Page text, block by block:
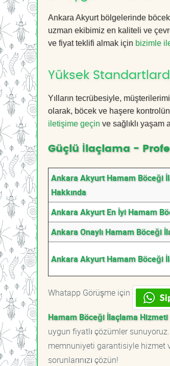
Ankara Akyurt bölgelerinde
uzman ekibimiz en kaliteli ve
ve fiyat teklifi almak için bizimle
Yüksek
Yılların tecrübesiyle,
olarak, böcek ve haşere
iletişime geçin ve sağlıklı yaşam
Güçlü İlaçlama -
Ankara Akyurt Hamam Böceği
Hakkında
Ankara Akyurt En İyi Hamam
Ankara Onaylı Hamam Böceği
Ankara Akyurt Hamam Böceği
Whatapp Görüşme için
Hamam Böceği İlaçlama Hizmeti
uygun fiyatlı çözümler
memnuniyeti garantisiyle hizmet
sorunlarınızı çözün!